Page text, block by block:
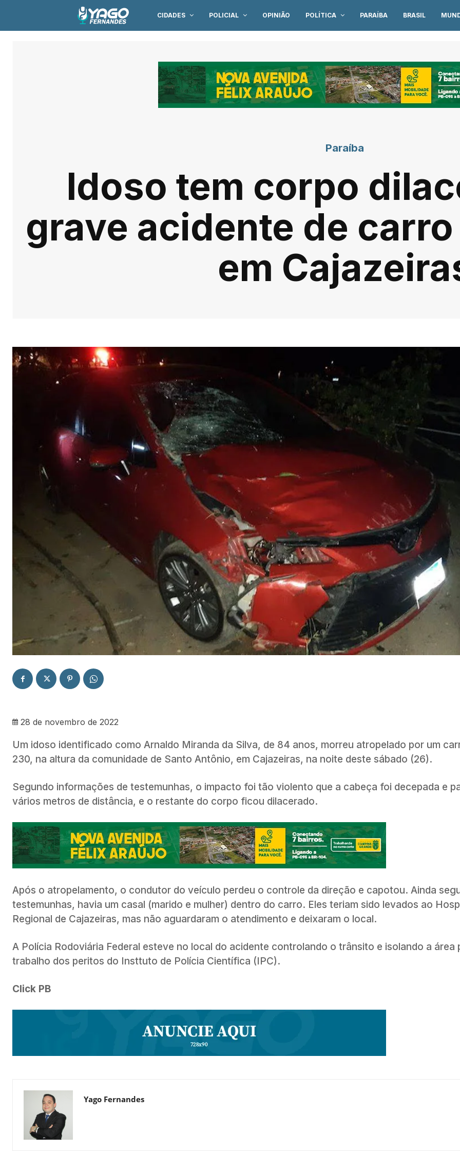
CIDADES POLICIAL OPINIÃO POLÍTICA PARAÍBA BRASIL
Paraíba
Idoso tem corpo
grave acidente de
em
28 de novembro de 2022
Um idoso identificado como Arnaldo Miranda da Silva, de 84 anos, morreu atropelado por um
230, na altura da comunidade de Santo Antônio, em Cajazeiras, na noite deste sábado (26).
Segundo informações de testemunhas, o impacto foi tão violento que a cabeça foi decepada e
vários metros de distância, e o restante do corpo ficou dilacerado.
Após o atropelamento, o condutor do veículo perdeu o controle da direção e capotou. Ainda
testemunhas, havia um casal (marido e mulher) dentro do carro. Eles teriam sido levados ao
Regional de Cajazeiras, mas não aguardaram o atendimento e deixaram o local.
A Polícia Rodoviária Federal esteve no local do acidente controlando o trânsito e isolando a área
trabalho dos peritos do Insttuto de Polícia Científica (IPC).
Click PB
Yago Fernandes